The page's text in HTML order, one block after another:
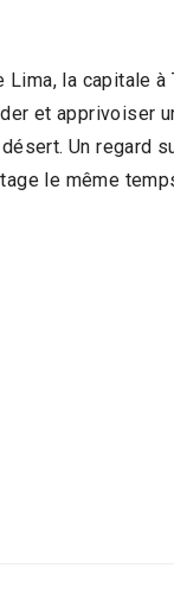
la capitale
et apprivoiser
Un regard
le même